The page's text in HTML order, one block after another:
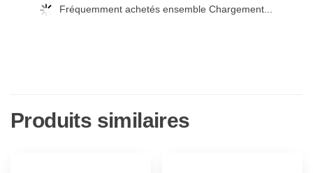
Fréquemment achetés ensemble Chargement...
Produits similaires